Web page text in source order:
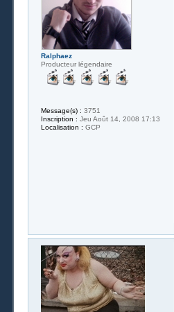
Ralphaez
Producteur légendaire
Message(s) : 3751
Inscription : Jeu Août 14, 2008 17:13
Localisation : GCP